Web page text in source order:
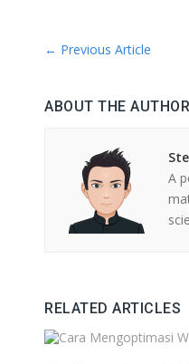
← Previous Article
ABOUT THE AUTHOR
A
RELATED ARTICLES